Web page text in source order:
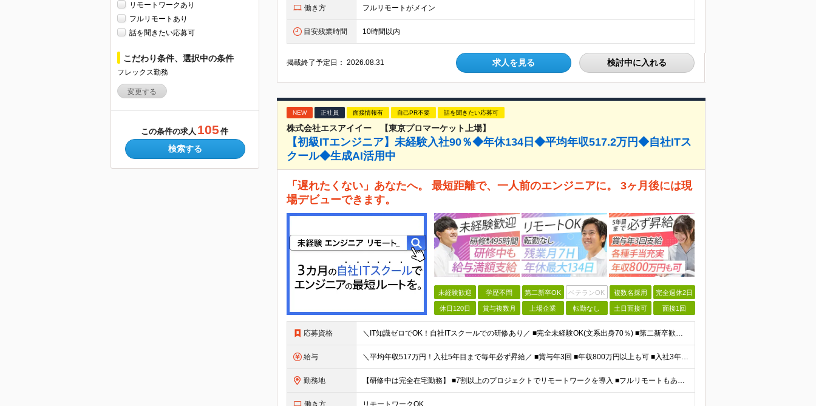
リモートワークあり
フルリモートあり
話を聞きたい応募可
こだわり条件、選択中の条件
フレックス勤務
変更する
この条件の求人 105 件
検索する
働き方 フルリモートがメイン
目安残業時間 10時間以内
掲載終了予定日：2026.08.31 求人を見る 検討中に入れる
NEW 正社員 面接情報有 自己PR不要 話を聞きたい応募可
株式会社エスアイイー 【東京プロマーケット上場】
【初級ITエンジニア】未経験入社90％◆年休134日◆平均年収517.2万円◆自社ITス
クール◆生成AI活用中
「遅れたくない」あなたへ。 最短距離で、一人前のエンジニアに。 3ヶ月後には現
場デビューできます。
未経験歓迎 学歴不問 第二新卒OK ベテランOK 複数名採用 完全週休2日
休日120日 賞与複数月 上場企業 転勤なし 土日面接可 面接1回
応募資格 ＼IT知識ゼロでOK！自社ITスクールでの研修あり／ ■完全未経験OK(文系出身70％) ■第二新卒歓迎 ■学歴不問 └社会人未経験の方も歓迎します！ 5名以上の採用を予定しているので、同期と入社も
給与 ＼平均年収517万円！入社5年目まで毎年必ず昇給／ ■賞与年3回 ■年収800万円以上も可 ■入社3年以上の平均年収469.2万円 月給23万2000円以上＋賞与年3回＋各種手当 ☆入社5年目まで最
勤務地 【研修中は完全在宅勤務】 ■7割以上のプロジェクトでリモートワークを導入 ■フルリモートもあり ■一都三県のプロジェクト先 ■転居を伴う転勤なし ＜プロジェクト先＞ 東京・神奈川・千葉・埼玉でのプロ
働き方 リモートワークOK